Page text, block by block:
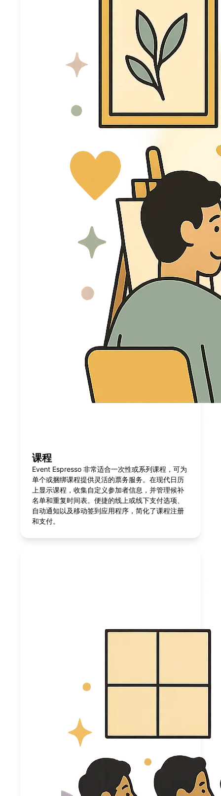
课程
Event Espresso 非常适合一次性或系列课程，可为
单个或捆绑课程提供灵活的票务服务。在现代日历
上显示课程，收集自定义参加者信息，并管理候补
名单和重复时间表。便捷的线上或线下支付选项、
自动通知以及移动签到应用程序，简化了课程注册
和支付。